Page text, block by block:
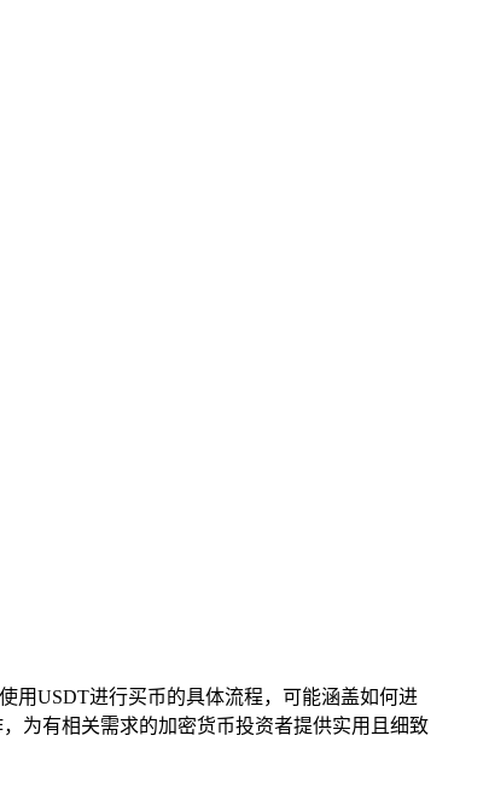
用USDT进行买币的具体流程，可能涵盖如何进
为有相关需求的加密货币投资者提供实用且细致